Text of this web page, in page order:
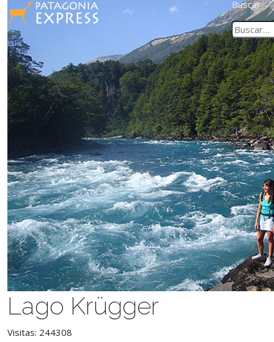
Buscar
Lago Krügger
Visitas: 244308